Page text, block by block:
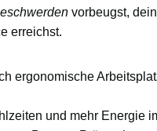
vorbeugst,
erreichst.
ergonomische
und mehr Energie